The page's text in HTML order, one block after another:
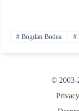
#Bogdan Bodea #
© 2003-
Privacy